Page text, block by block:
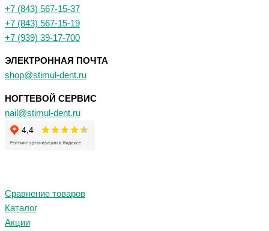
+7 (843) 567-15-37
+7 (843) 567-15-19
+7 (939) 39-17-700
ЭЛЕКТРОННАЯ ПОЧТА
shop@stimul-dent.ru
НОГТЕВОЙ СЕРВИС
nail@stimul-dent.ru
Сравнение товаров
Каталог
Акции